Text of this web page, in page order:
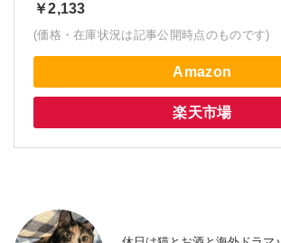
￥2,133
(価格・在庫状況は記事公開時点のものです)
Amazon
楽天市場